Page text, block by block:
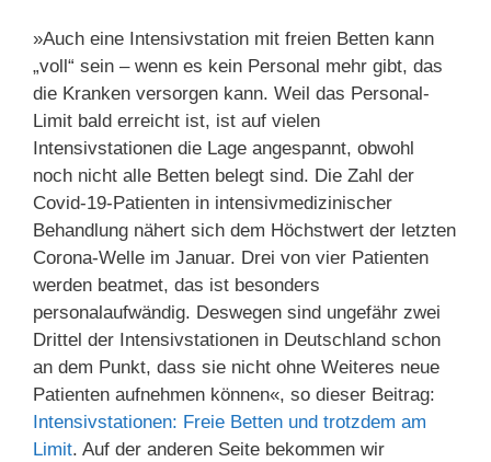
»Auch eine Intensivstation mit freien Betten kann
„voll“ sein – wenn es kein Personal mehr gibt, das
die Kranken versorgen kann. Weil das Personal-
Limit bald erreicht ist, ist auf vielen
Intensivstationen die Lage angespannt, obwohl
noch nicht alle Betten belegt sind. Die Zahl der
Covid-19-Patienten in intensivmedizinischer
Behandlung nähert sich dem Höchstwert der letzten
Corona-Welle im Januar. Drei von vier Patienten
werden beatmet, das ist besonders
personalaufwändig. Deswegen sind ungefähr zwei
Drittel der Intensivstationen in Deutschland schon
an dem Punkt, dass sie nicht ohne Weiteres neue
Patienten aufnehmen können«, so dieser Beitrag:
Intensivstationen: Freie Betten und trotzdem am
Limit. Auf der anderen Seite bekommen wir